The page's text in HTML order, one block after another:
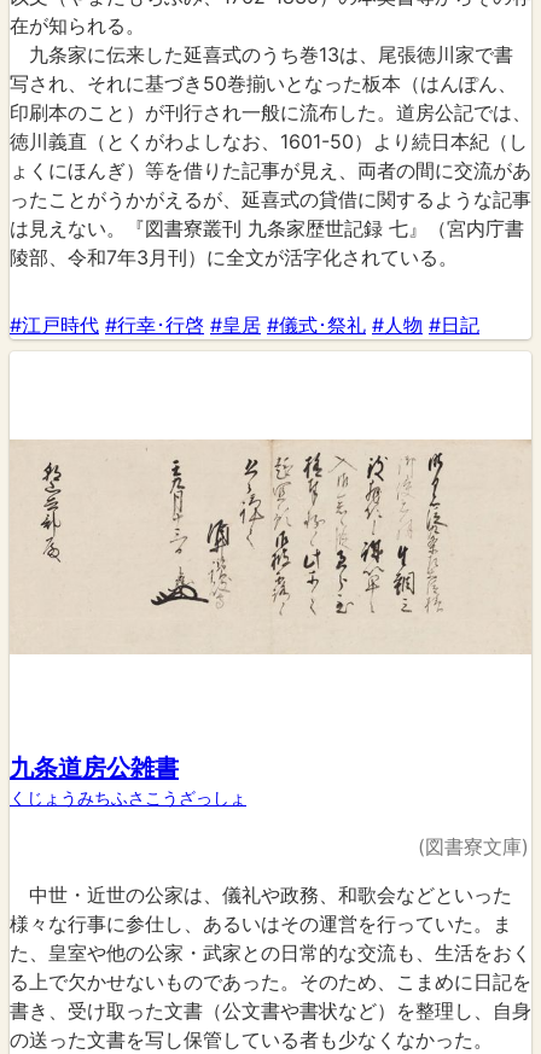
在が知られる。
九条家に伝来した延喜式のうち巻13は、尾張徳川家で書
写され、それに基づき50巻揃いとなった板本（はんぽん、
印刷本のこと）が刊行され一般に流布した。道房公記では、
徳川義直（とくがわよしなお、1601-50）より続日本紀（し
ょくにほんぎ）等を借りた記事が見え、両者の間に交流があ
ったことがうかがえるが、延喜式の貸借に関するような記事
は見えない。『図書寮叢刊 九条家歴世記録 七』（宮内庁書
陵部、令和7年3月刊）に全文が活字化されている。
#江戸時代 #行幸･行啓 #皇居 #儀式･祭礼 #人物 #日記
九条道房公雑書
くじょうみちふさこうざっしょ
(図書寮文庫)
中世・近世の公家は、儀礼や政務、和歌会などといった
様々な行事に参仕し、あるいはその運営を行っていた。ま
た、皇室や他の公家・武家との日常的な交流も、生活をおく
る上で欠かせないものであった。そのため、こまめに日記を
書き、受け取った文書（公文書や書状など）を整理し、自身
の送った文書を写し保管している者も少なくなかった。